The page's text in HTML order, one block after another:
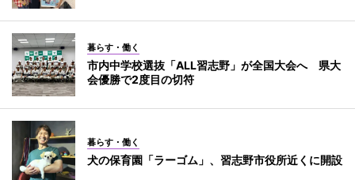
暮らす・働く
市内中学校選抜「ALL習志野」が全国大会へ 県大
会優勝で2度目の切符
暮らす・働く
犬の保育園「ラーゴム」、習志野市役所近くに開設